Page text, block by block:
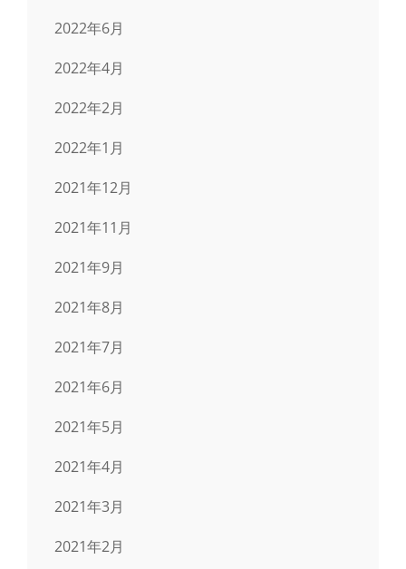
2022年6月
2022年4月
2022年2月
2022年1月
2021年12月
2021年11月
2021年9月
2021年8月
2021年7月
2021年6月
2021年5月
2021年4月
2021年3月
2021年2月